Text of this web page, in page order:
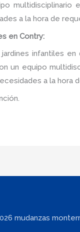
a la hora de
en Contry:
infantiles
un equipo
a la hora
mudanzas